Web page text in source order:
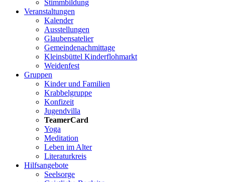
Stimmbildung
Veranstaltungen
Kalender
Ausstellungen
Glaubensatelier
Gemeindenachmittage
Kleinsbüttel Kinder­flohmarkt
Weidenfest
Gruppen
Kinder und Familien
Krabbelgruppe
Konfizeit
Jugendvilla
TeamerCard
Yoga
Meditation
Leben im Alter
Literaturkreis
Hilfsangebote
Seelsorge